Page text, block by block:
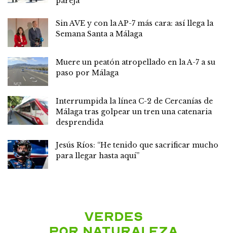
Sin AVE y con la AP-7 más cara: así llega la
Semana Santa a Málaga
Muere un peatón atropellado en la A-7 a su
paso por Málaga
Interrumpida la línea C-2 de Cercanías de
Málaga tras golpear un tren una catenaria
desprendida
Jesús Ríos: “He tenido que sacrificar mucho
para llegar hasta aquí”